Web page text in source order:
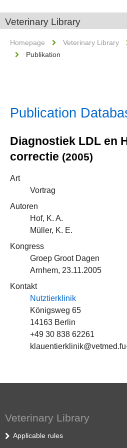
Veterinary Library
Homepage Veterinary Library
Publikation
Publication
Diagnostiek LDL en
correctie (2005)
Art
Vortrag
Autoren
Hof, K. A.
Müller, K. E.
Kongress
Groep Groot Dagen
Arnhem, 23.11.2005
Kontakt
Nutztierklinik
Königsweg 65
14163 Berlin
+49 30 838 62261
Veterinary Library
Applicable rules